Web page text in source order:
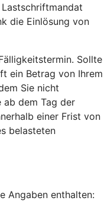
die Einlösung von
Sollte
ein Betrag von Ihrem
Sie nicht
ab dem Tag der
einer Frist von
belasteten
Angaben enthalten: